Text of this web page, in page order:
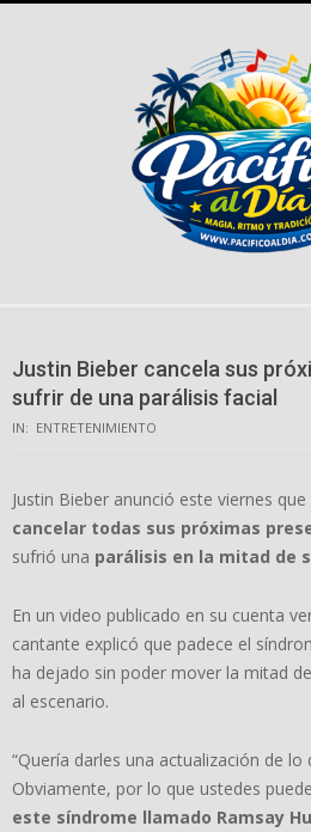
Justin Bieber cancela sus
sufrir de una parálisis facial
IN: ENTRETENIMIENTO
Justin Bieber anunció este viernes
cancelar todas sus próximas
sufrió una parálisis en la mitad de
En un video publicado en su cuenta
cantante explicó que padece el
ha dejado sin poder mover la mitad
al escenario.
“Quería darles una actualización de lo
Obviamente, por lo que ustedes
este síndrome llamado Ramsay